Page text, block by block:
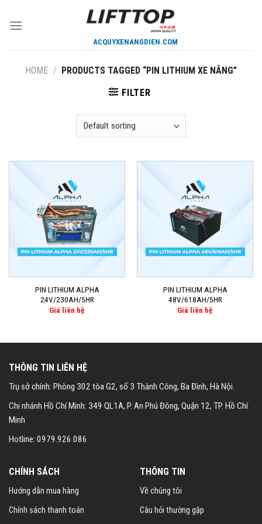
HOME / PRODUCTS TAGGED “PIN LITHIUM XE NÂNG”
FILTER
PIN LITHIUM ALPHA
24V/230AH/5HR
Giá liên hệ
PIN LITHIUM ALPHA
48V/618AH/5HR
Giá liên hệ
THÔNG TIN LIÊN HỆ
Trụ sở chính: Phòng 302 tòa G2, số 3 Thành Công, Ba Đình, Hà Nội.
Chi nhánh Hồ Chí Minh: 349 QL1A, P. An Phú Đông, Quận 12, TP. Hồ Chí
Minh
Hotline: 0979.926.086
CHÍNH SÁCH
Hướng dẫn mua hàng
Chính sách thanh toán
THÔNG TIN
Về chúng tôi
Câu hỏi thường gặp